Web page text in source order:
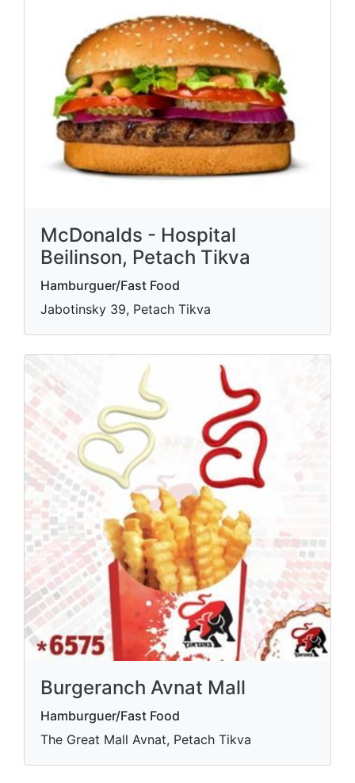
McDonalds - Hospital
Beilinson, Petach Tikva
Hamburguer/Fast Food
Jabotinsky 39, Petach Tikva
Burgeranch Avnat Mall
Hamburguer/Fast Food
The Great Mall Avnat, Petach Tikva